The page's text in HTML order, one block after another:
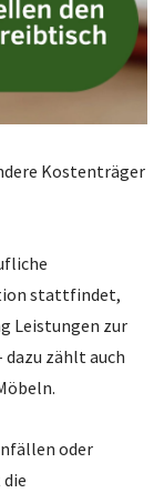
Kostenträger
stattfindet,
Leistungen zur
zählt auch
oder